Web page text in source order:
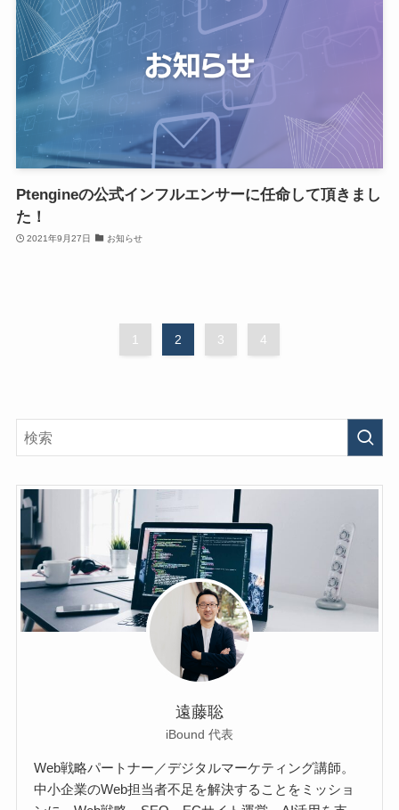
Ptengineの公式インフルエンサーに任命して頂きまし
た！
2021年9月27日 お知らせ
1 2 3 4
遠藤聡
iBound 代表
Web戦略パートナー／デジタルマーケティング講師。
中小企業のWeb担当者不足を解決することをミッショ